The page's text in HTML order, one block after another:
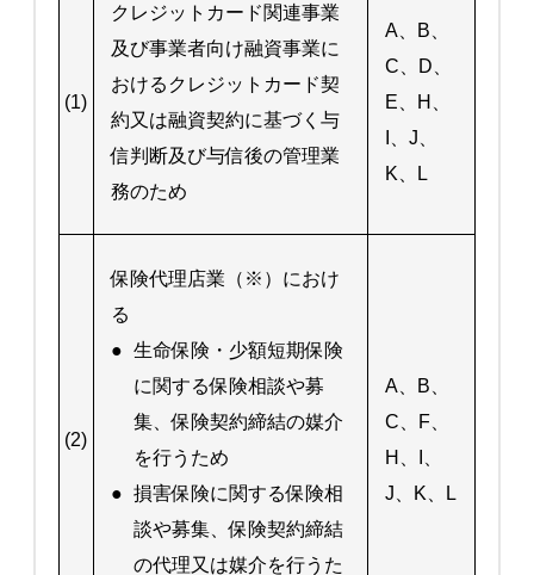
(1)
クレジットカード関連事業
及び事業者向け融資事業に
おけるクレジットカード契
約又は融資契約に基づく与
信判断及び与信後の管理業
務のため
A、B、
C、D、
E、H、
I、J、
K、L
(2)
保険代理店業（※）におけ
る
● 生命保険・少額短期保険
に関する保険相談や募
集、保険契約締結の媒介
を行うため
● 損害保険に関する保険相
談や募集、保険契約締結
の代理又は媒介を行うた
A、B、
C、F、
H、I、
J、K、L